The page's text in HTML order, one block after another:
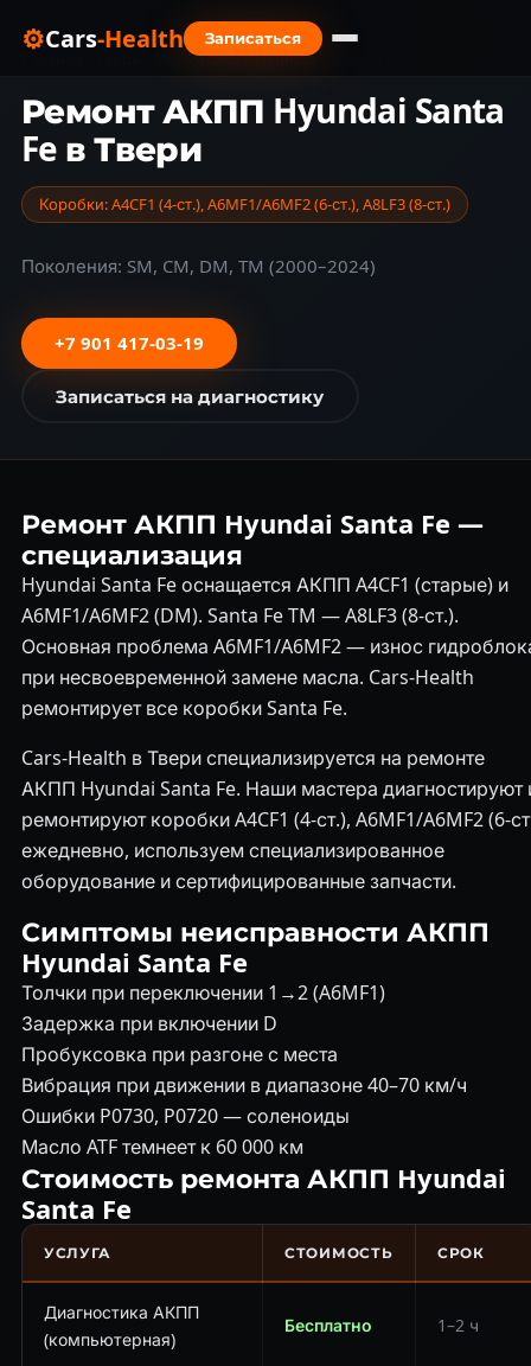
⚙Cars-Health
Записаться
Марки авто › Hyundai
Ремонт АКПП Hyundai Santa
Fe в Твери
Коробки: A4CF1 (4-ст.), A6MF1/A6MF2 (6-ст.), A8LF3 (8-ст.)
Поколения: SM, CM, DM, TM (2000–2024)
+7 901 417-03-19
Записаться на диагностику
Ремонт АКПП Hyundai Santa Fe —
специализация
Hyundai Santa Fe оснащается АКПП A4CF1 (старые) и
A6MF1/A6MF2 (DM). Santa Fe TM — A8LF3 (8-ст.).
Основная проблема A6MF1/A6MF2 — износ
при несвоевременной замене масла. Cars-Health
ремонтирует все коробки Santa Fe.
Cars-Health в Твери специализируется на ремонте
АКПП Hyundai Santa Fe. Наши мастера диагностируют
ремонтируют коробки A4CF1 (4-ст.), A6MF1/A6MF2 (6-
ежедневно, используем специализированное
оборудование и сертифицированные запчасти.
Симптомы неисправности АКПП
Hyundai Santa Fe
Толчки при переключении 1→2 (A6MF1)
Задержка при включении D
Пробуксовка при разгоне с места
Вибрация при движении в диапазоне 40–70 км/ч
Ошибки P0730, P0720 — соленоиды
Масло ATF темнеет к 60 000 км
Стоимость ремонта АКПП Hyundai
Santa Fe
УСЛУГА СТОИМОСТЬ СРОК
Диагностика АКПП
(компьютерная)
Бесплатно 1–2 ч